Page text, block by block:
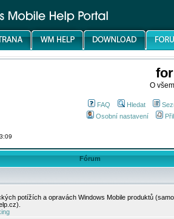
O
FAQ Hledat
Osobní nastavení
Fórum
potížích a opravách Windows Mobile produktů